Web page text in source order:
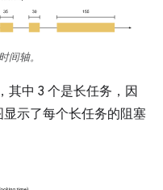
间轴。
其中 3 个是长任务，因
示了每个长任务的阻塞